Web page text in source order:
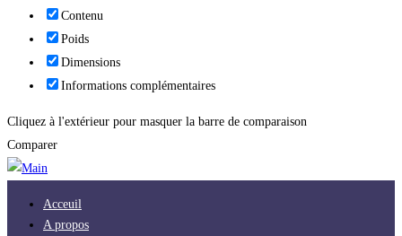
Contenu
Poids
Dimensions
Informations complémentaires
Cliquez à l'extérieur pour masquer la barre de comparaison
Comparer
Acceuil
A propos